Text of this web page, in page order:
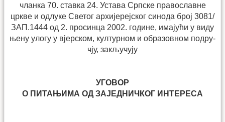
чланка 70. ставка 24. Устава Српске православне
цркве и одлуке Светог архијерејског синода број 3081/
ЗАП.1444 од 2. просинца 2002. године, имајући у виду
њену улогу у вјерском, културном и образовном подру­
чју, закључују
УГОВОР
О ПИТАЊИМА ОД ЗАЈЕДНИЧКОГ ИНТЕРЕСА